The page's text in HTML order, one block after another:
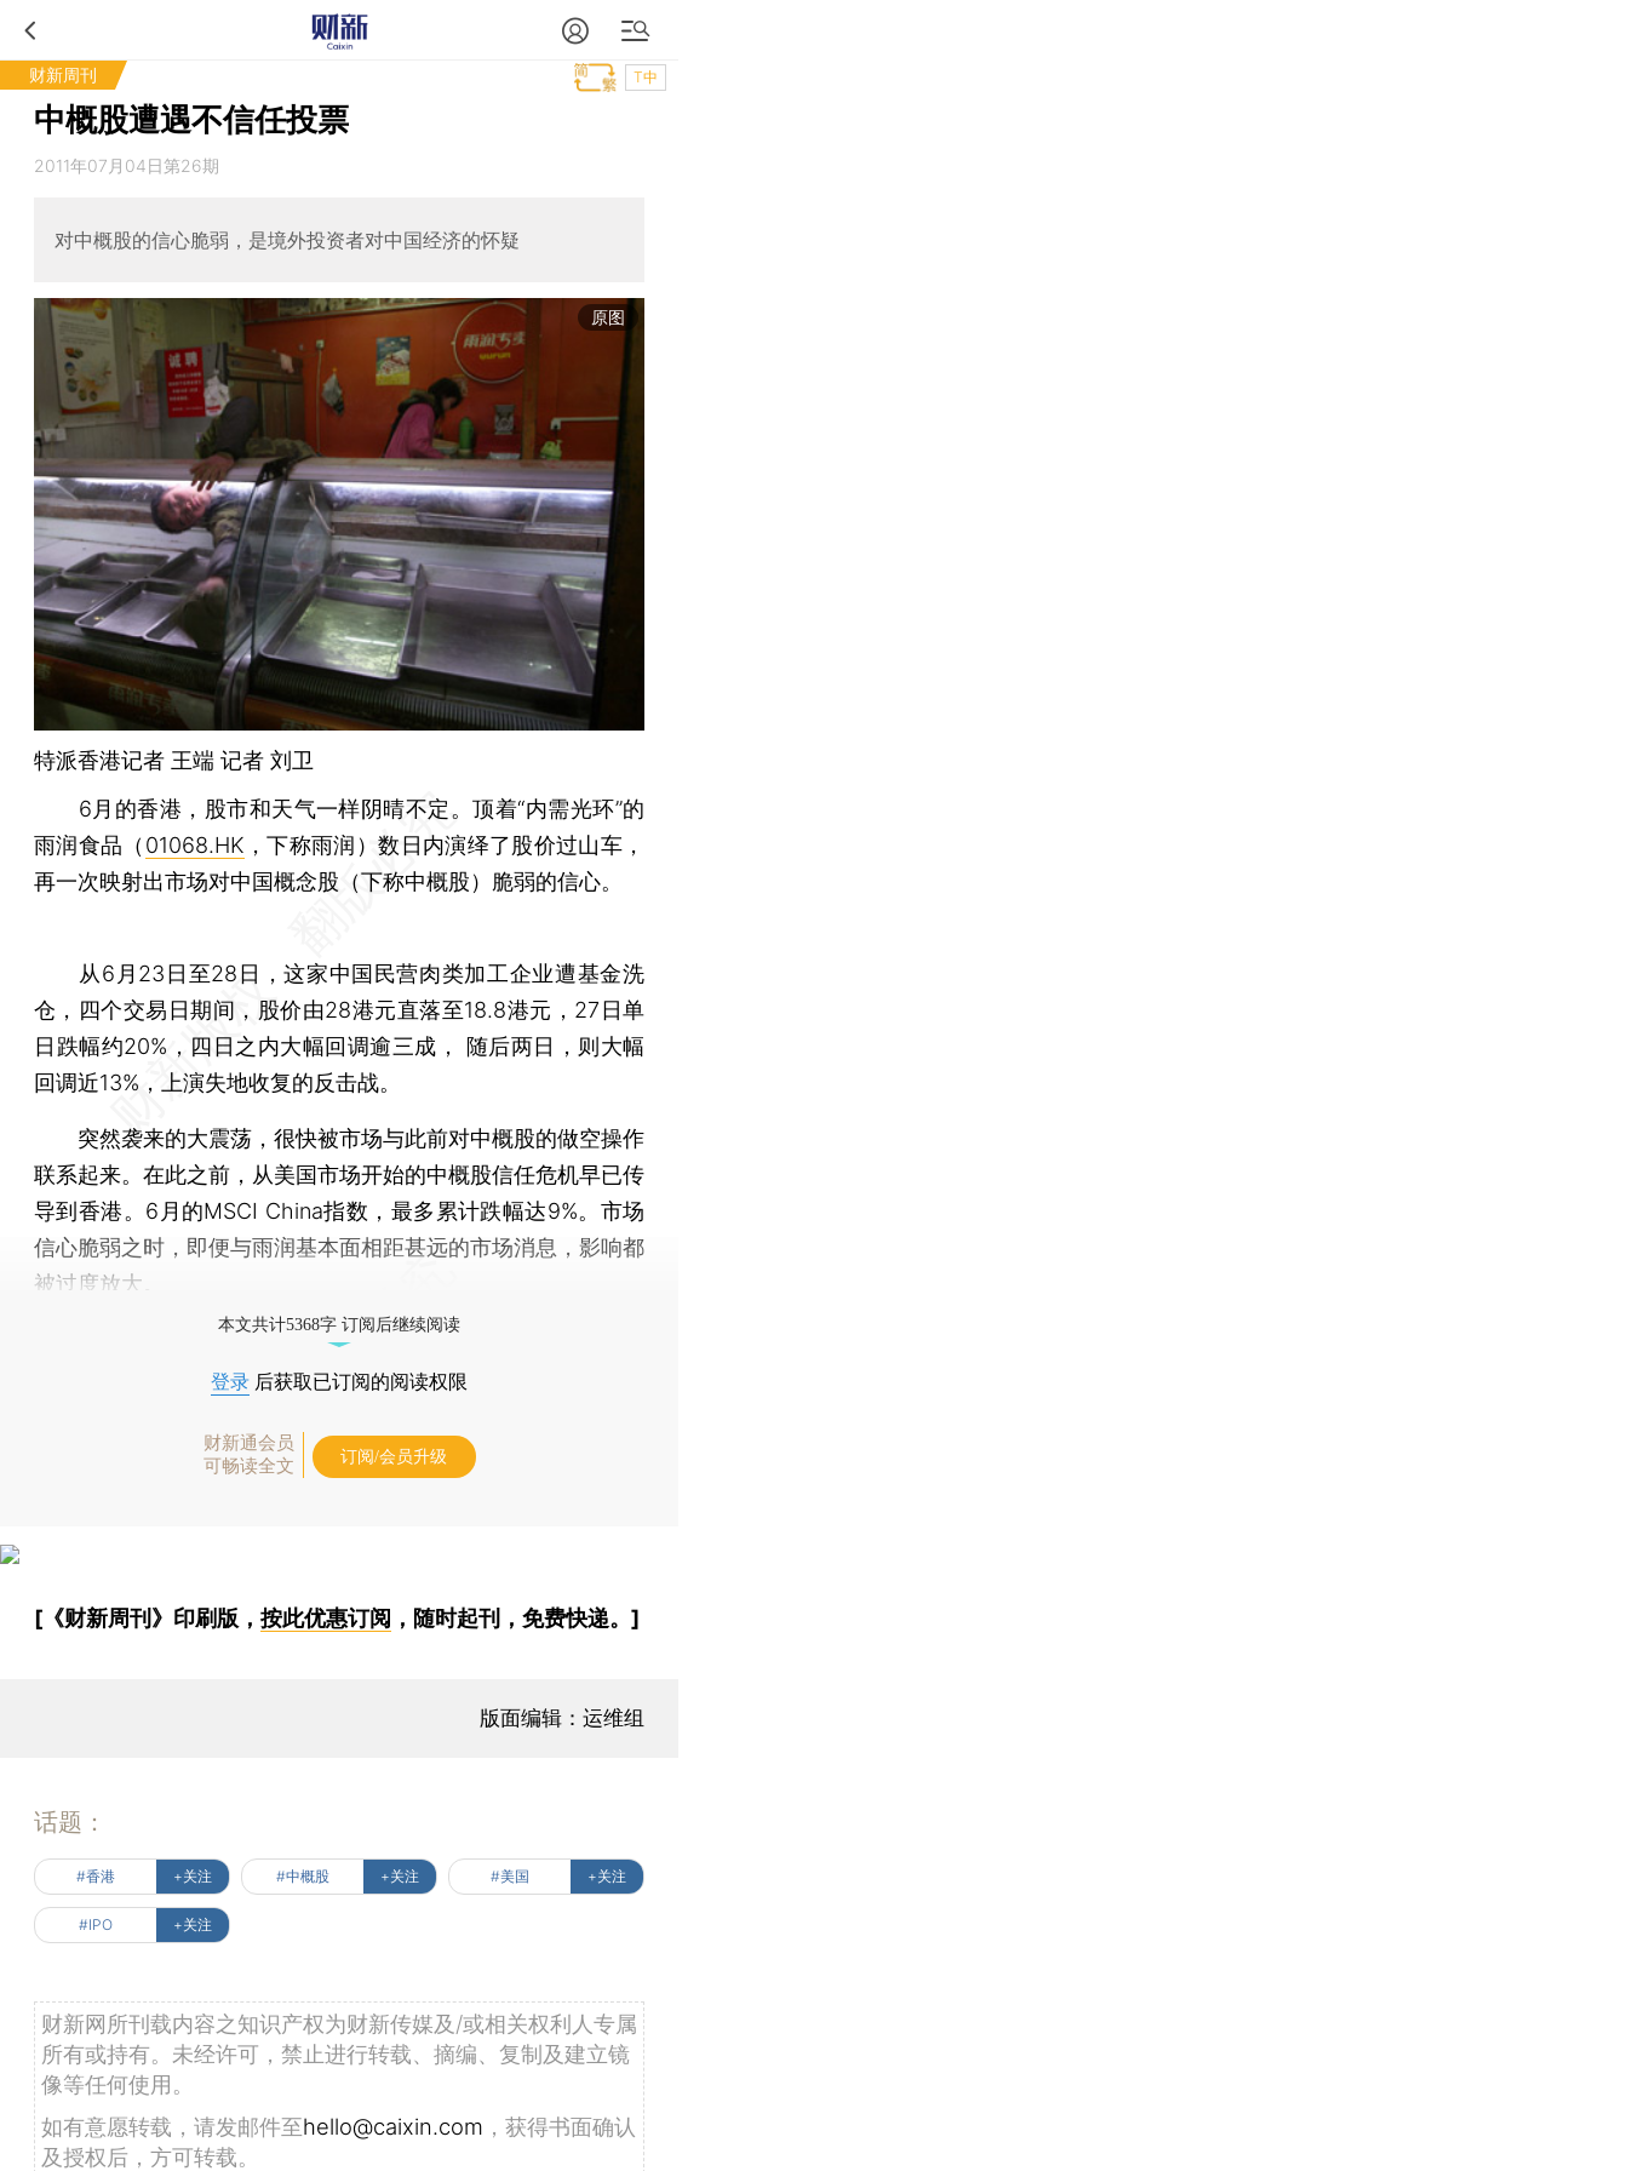
财新周刊 T中
中概股遭遇不信任投票
2011年07月04日第26期
对中概股的信心脆弱，是境外投资者对中国经济的怀疑
原图
特派香港记者 王端 记者 刘卫
6月的香港，股市和天气一样阴晴不定。顶着“内需光环”的
雨润食品（ 01068.HK ，下称雨润）数日内演绎了股价过山车，
再一次映射出市场对中国概念股（下称中概股）脆弱的信心。
从6月23日至28日，这家中国民营肉类加工企业遭基金洗
仓，四个交易日期间，股价由28港元直落至18.8港元，27日单
日跌幅约20%，四日之内大幅回调逾三成， 随后两日，则大幅
回调近13%，上演失地收复的反击战。
突然袭来的大震荡，很快被市场与此前对中概股的做空操作
联系起来。在此之前，从美国市场开始的中概股信任危机早已传
导到香港。6月的MSCI China指数，最多累计跌幅达9%。市场
信心脆弱之时，即便与雨润基本面相距甚远的市场消息，影响都
被过度放大。
本文共计5368字 订阅后继续阅读
登录 后获取已订阅的阅读权限
财新通会员
可畅读全文
订阅/会员升级
[《财新周刊》印刷版， 按此优惠订阅 ，随时起刊，免费快递。]
版面编辑：运维组
话题：
#香港 +关注 #中概股 +关注 #美国 +关注
#IPO +关注
财新网所刊载内容之知识产权为财新传媒及/或相关权利人专属
所有或持有。未经许可，禁止进行转载、摘编、复制及建立镜
像等任何使用。
如有意愿转载，请发邮件至hello@caixin.com ，获得书面确认
及授权后，方可转载。